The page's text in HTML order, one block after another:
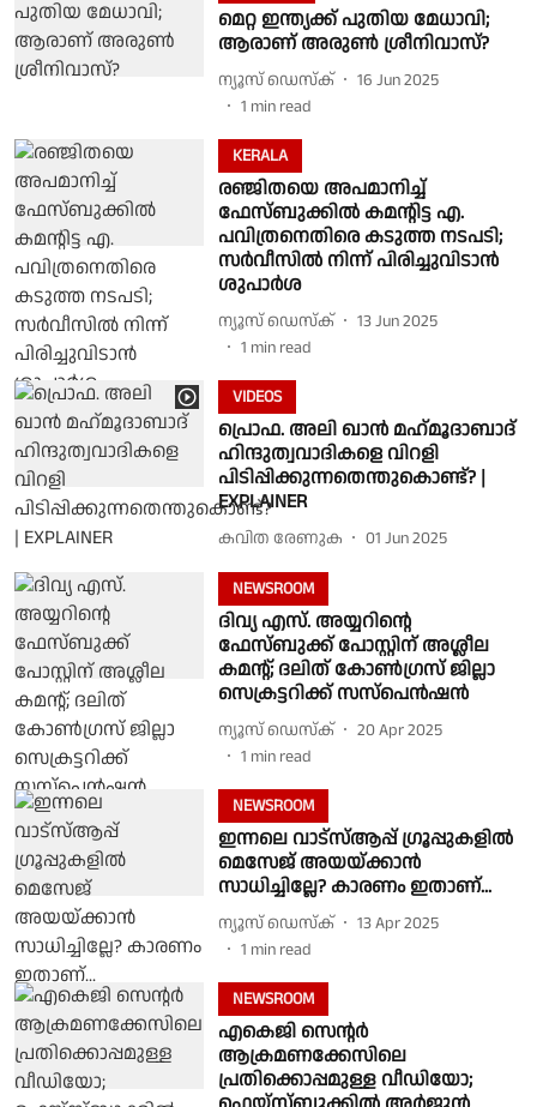
മെറ്റ ഇന്ത്യക്ക് പുതിയ മേധാവി;
ആരാണ് അരുൺ ശ്രീനിവാസ്?
ന്യൂസ് ഡെസ്ക്
16 Jun 2025
1 min read
KERALA
രഞ്ജിതയെ അപമാനിച്ച്
ഫേസ്ബുക്കില്‍ കമന്റിട്ട എ.
പവിത്രനെതിരെ കടുത്ത നടപടി;
സര്‍വീസില്‍ നിന്ന് പിരിച്ചുവിടാന്‍
ശുപാര്‍ശ
ന്യൂസ് ഡെസ്ക്
13 Jun 2025
1 min read
VIDEOS
പ്രൊഫ. അലി ഖാന്‍ മഹ്‌മൂദാബാദ്
ഹിന്ദുത്വവാദികളെ വിറളി
പിടിപ്പിക്കുന്നതെന്തുകൊണ്ട്? |
EXPLAINER
കവിത രേണുക 01 Jun 2025
NEWSROOM
ദിവ്യ എസ്. അയ്യറിൻ്റെ
ഫേസ്ബുക്ക് പോസ്റ്റിന് അശ്ലീല
കമൻ്റ്; ദലിത് കോൺഗ്രസ്‌ ജില്ലാ
സെക്രട്ടറിക്ക് സസ്പെൻഷൻ
ന്യൂസ് ഡെസ്ക്
20 Apr 2025
1 min read
NEWSROOM
ഇന്നലെ വാട്‍സ്‍ആപ്പ് ഗ്രൂപ്പുകളില്‍
മെസേജ് അയയ്ക്കാന്‍
സാധിച്ചില്ലേ? കാരണം ഇതാണ്...
ന്യൂസ് ഡെസ്ക്
13 Apr 2025
1 min read
NEWSROOM
എകെജി സെന്റര്‍
ആക്രമണക്കേസിലെ
പ്രതിക്കൊപ്പമുള്ള വീഡിയോ;